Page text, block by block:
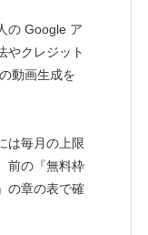
の Google ア
やクレジット
動画生成を
は毎月の上限
前の『無料枠
の章の表で確